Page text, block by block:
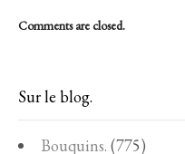
Comments are closed.
Sur le blog.
Bouquins. (775)